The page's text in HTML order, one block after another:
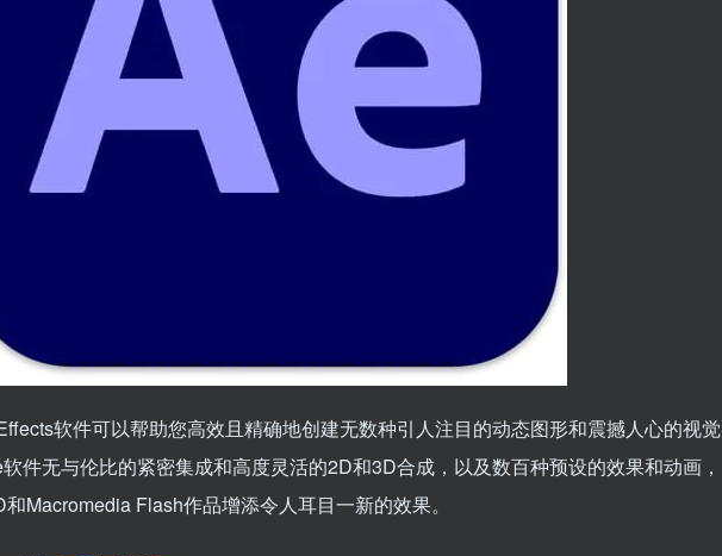
软件可以帮助您高效且精确地创建无数种引人注目的动态图形和震撼人心的视觉
件无与伦比的紧密集成和高度灵活的2D和3D合成，以及数百种预设的效果和动画，
Macromedia Flash作品增添令人耳目一新的效果。